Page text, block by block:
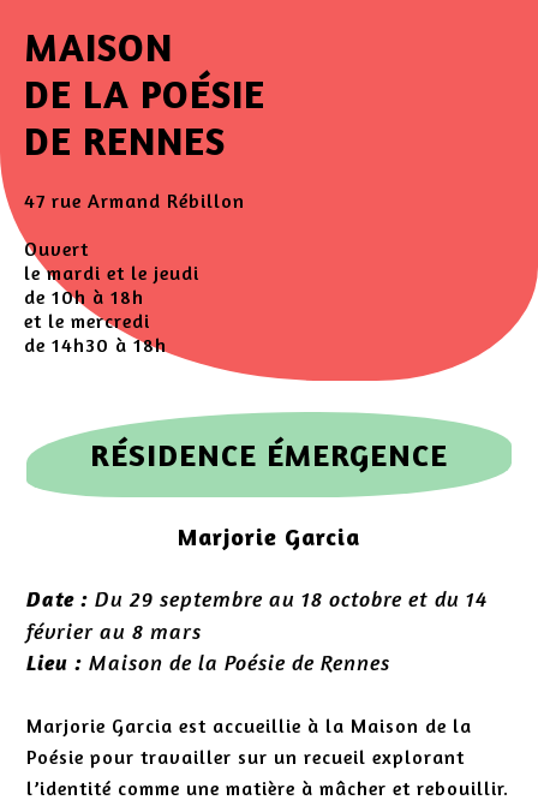
MAISON
DE LA POÉSIE
DE RENNES
47 rue Armand Rébillon
Ouvert
le mardi et le jeudi
de 10h à 18h
et le mercredi
de 14h30 à 18h
RÉSIDENCE ÉMERGENCE
Marjorie Garcia
Date : Du 29 septembre au 18 octobre et du 14
février au 8 mars
Lieu : Maison de la Poésie de Rennes
Marjorie Garcia est accueillie à la Maison de la
Poésie pour travailler sur un recueil explorant
l’identité comme une matière à mâcher et rebouillir.